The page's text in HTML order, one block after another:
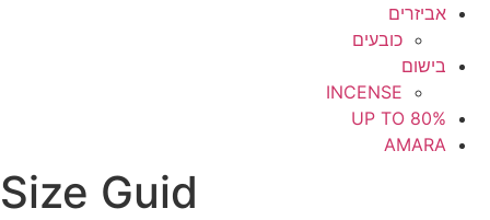
אביזרים
כובעים
בישום
INCENSE
UP TO 80%
AMARA
Size Guid